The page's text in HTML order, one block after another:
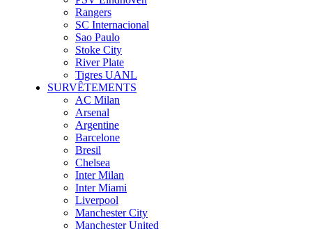
Rangers
SC Internacional
Sao Paulo
Stoke City
River Plate
Tigres UANL
SURVÊTEMENTS
AC Milan
Arsenal
Argentine
Barcelone
Bresil
Chelsea
Inter Milan
Inter Miami
Liverpool
Manchester City
Manchester United